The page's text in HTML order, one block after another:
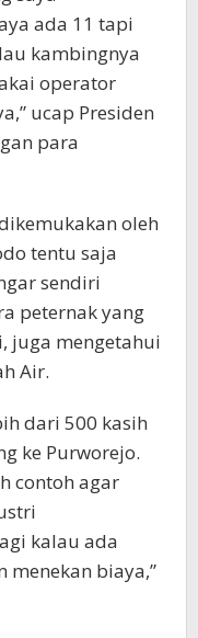
ada 11 tapi
kambingnya
operator
ucap Presiden
para
oleh
tentu saja
sendiri
peternak yang
juga mengetahui
Air.
dari 500 kasih
ke Purworejo.
contoh agar
kalau ada
menekan biaya,”